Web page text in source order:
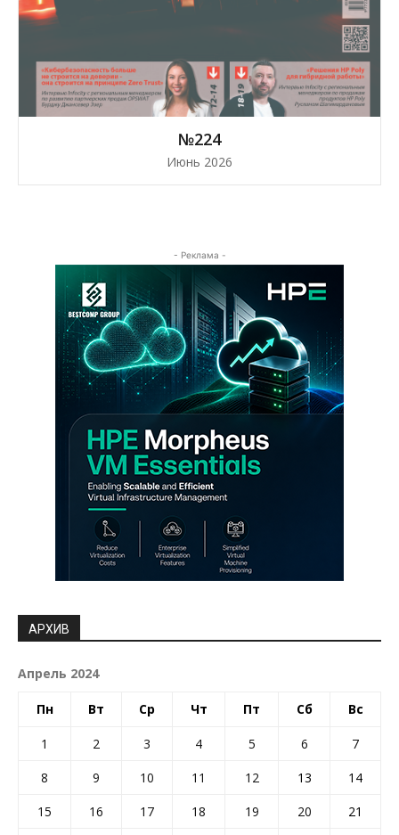
№224
Июнь 2026
- Реклама -
АРХИВ
Апрель 2024
Пн Вт Ср Чт Пт Сб Вс
1 2 3 4 5 6
7
8
9 10 11 12 13
14
15
16 17 18 19 20
21